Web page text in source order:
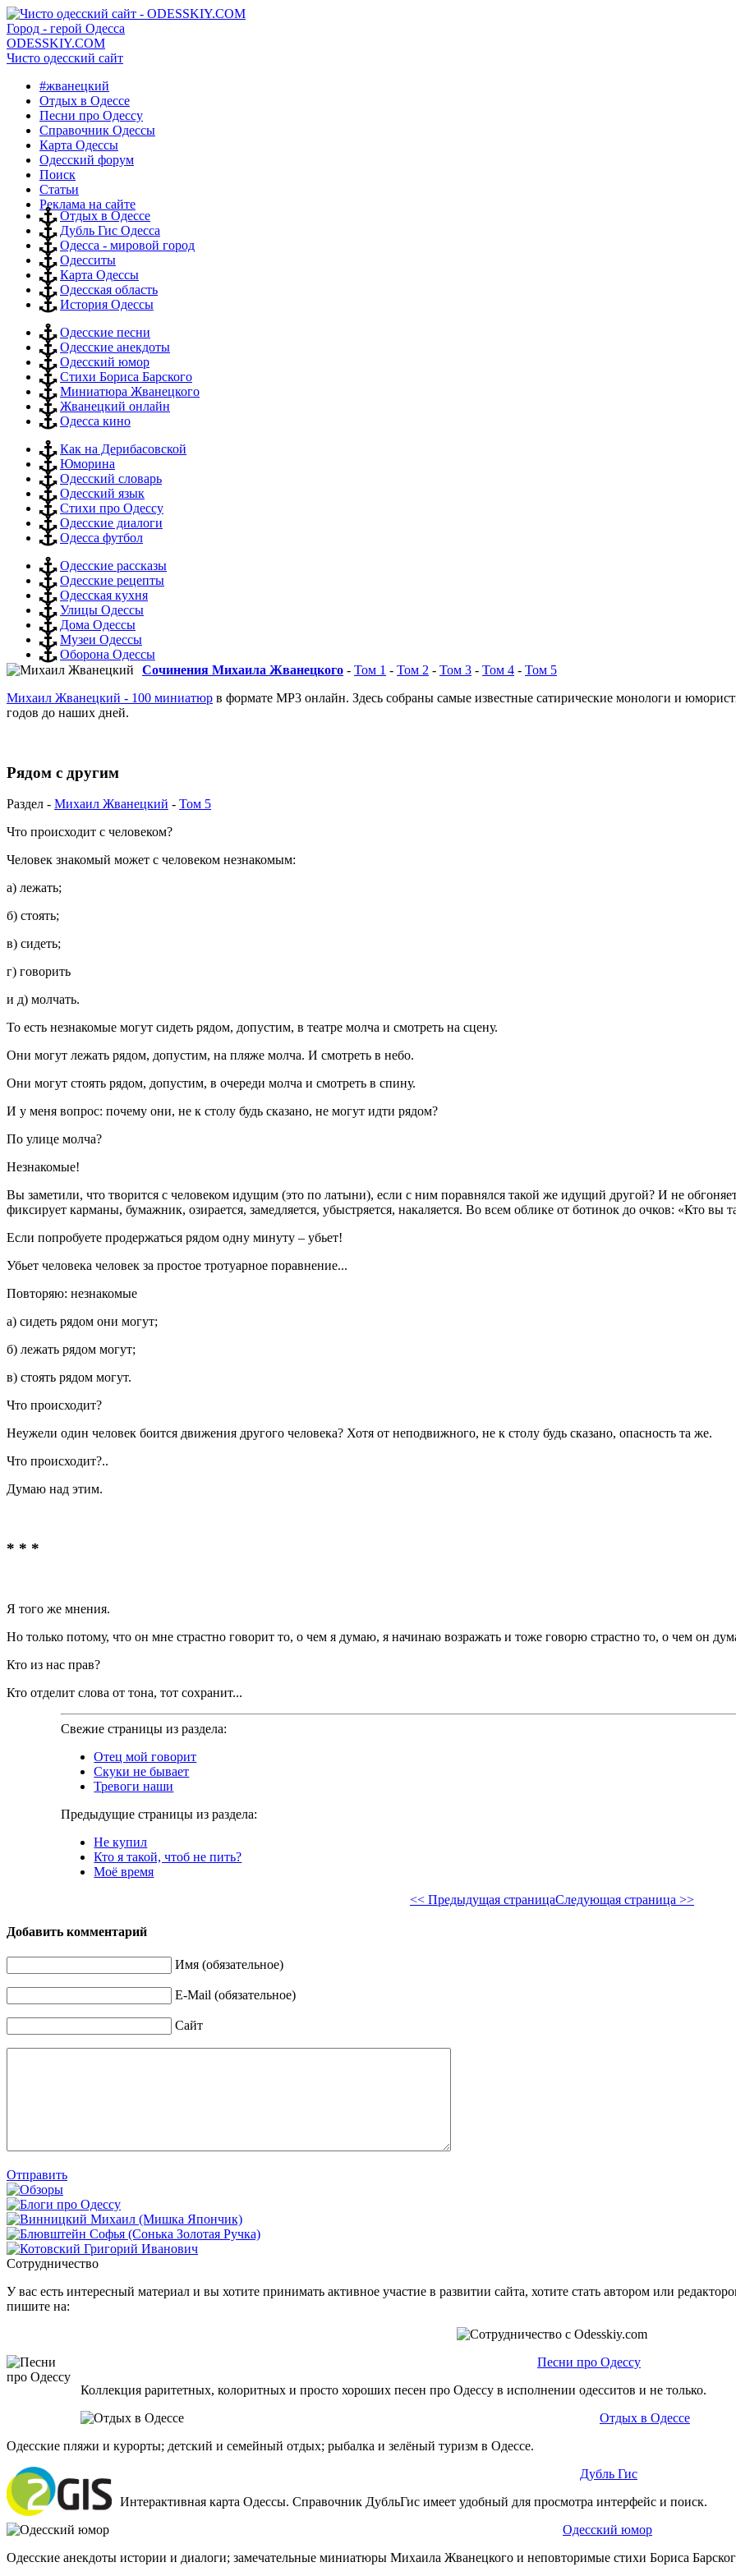
Город - герой Одесса
ODESSKIY.COM
Чисто одесский сайт
#жванецкий
Отдых в Одессе
Песни про Одессу
Справочник Одессы
Карта Одессы
Одесский форум
Поиск
Статьи
Реклама на сайте
Отдых в Одессе
Дубль Гис Одесса
Одесса - мировой город
Одесситы
Карта Одессы
Одесская область
История Одессы
Одесские песни
Одесские анекдоты
Одесский юмор
Стихи Бориса Барского
Миниатюра Жванецкого
Жванецкий онлайн
Одесса кино
Как на Дерибасовской
Юморина
Одесский словарь
Одесский язык
Стихи про Одессу
Одесские диалоги
Одесса футбол
Одесские рассказы
Одесские рецепты
Одесская кухня
Улицы Одессы
Дома Одессы
Музеи Одессы
Оборона Одессы
Сочинения Михаила Жванецкого - Том 1 - Том 2 - Том 3 - Том 4 - Том 5
Михаил Жванецкий - 100 миниатюр в формате MP3 онлайн. Здесь собраны самые известные сатирические монологи и
годов до наших дней.
Рядом с другим
Раздел - Михаил Жванецкий - Том 5
Что происходит с человеком?
Человек знакомый может с человеком незнакомым:
а) лежать;
б) стоять;
в) сидеть;
г) говорить
и д) молчать.
То есть незнакомые могут сидеть рядом, допустим, в театре молча и смотреть на сцену.
Они могут лежать рядом, допустим, на пляже молча. И смотреть в небо.
Они могут стоять рядом, допустим, в очереди молча и смотреть в спину.
И у меня вопрос: почему они, не к столу будь сказано, не могут идти рядом?
По улице молча?
Незнакомые!
Вы заметили, что творится с человеком идущим (это по латыни), если с ним поравнялся такой же идущий другой? И не
фиксирует карманы, бумажник, озирается, замедляется, убыстряется, накаляется. Во всем облике от ботинок до очков: «Кто вы
Если попробуете продержаться рядом одну минуту – убьет!
Убьет человека человек за простое тротуарное поравнение...
Повторяю: незнакомые
а) сидеть рядом они могут;
б) лежать рядом могут;
в) стоять рядом могут.
Что происходит?
Неужели один человек боится движения другого человека? Хотя от неподвижного, не к столу будь сказано, опасность та же.
Что происходит?..
Думаю над этим.
* * *
Я того же мнения.
Но только потому, что он мне страстно говорит то, о чем я думаю, я начинаю возражать и тоже говорю страстно то, о чем он
Кто из нас прав?
Кто отделит слова от тона, тот сохранит...
Свежие страницы из раздела:
Отец мой говорит
Скуки не бывает
Тревоги наши
Предыдущие страницы из раздела:
Не купил
Кто я такой, чтоб не пить?
Моё время
<< Предыдущая страницаСледующая страница >>
Добавить комментарий
Имя (обязательное)
E-Mail (обязательное)
Сайт
Отправить
Сотрудничество
У вас есть интересный материал и вы хотите принимать активное участие в развитии сайта, хотите стать автором или
пишите на:
Песни про Одессу
Коллекция раритетных, колоритных и просто хороших песен про Одессу в исполнении одесситов и не только.
Отдых в Одессе
Одесские пляжи и курорты; детский и семейный отдых; рыбалка и зелёный туризм в Одессе.
Дубль Гис
Интерактивная карта Одессы. Справочник ДубльГис имеет удобный для просмотра интерфейс и поиск.
Одесский юмор
Одесские анекдоты истории и диалоги; замечательные миниатюры Михаила Жванецкого и неповторимые стихи Бориса